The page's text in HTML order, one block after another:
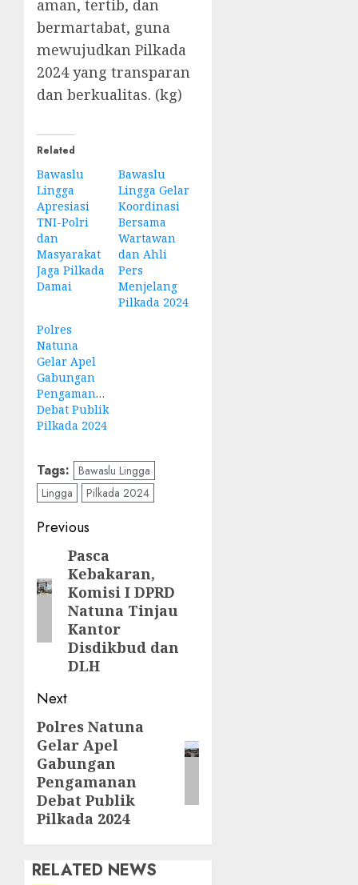
aman, tertib, dan
bermartabat, guna
mewujudkan Pilkada
2024 yang transparan
dan berkualitas. (kg)
Related
Bawaslu
Lingga
Apresiasi
TNI-Polri
dan
Masyarakat
Jaga Pilkada
Damai
Bawaslu
Lingga Gelar
Koordinasi
Bersama
Wartawan
dan Ahli
Pers
Menjelang
Pilkada 2024
Polres
Natuna
Gelar Apel
Gabungan
Pengamanan
Debat Publik
Pilkada 2024
Tags: Bawaslu Lingga
Lingga
Pilkada 2024
Post
navigation
Previous
Previous
post:
Pasca
Kebakaran,
Komisi I DPRD
Natuna Tinjau
Kantor
Disdikbud dan
DLH
Next
Next
post:
Polres Natuna
Gelar Apel
Gabungan
Pengamanan
Debat Publik
Pilkada 2024
RELATED NEWS